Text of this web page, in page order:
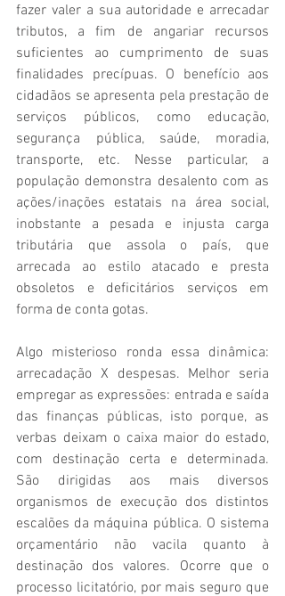
fazer valer a sua autoridade e arrecadar
tributos, a fim de angariar recursos
suficientes ao cumprimento de suas
finalidades precípuas. O benefício aos
cidadãos se apresenta pela prestação de
serviços públicos, como educação,
segurança pública, saúde, moradia,
transporte, etc. Nesse particular, a
população demonstra desalento com as
ações/inações estatais na área social,
inobstante a pesada e injusta carga
tributária que assola o país, que
arrecada ao estilo atacado e presta
obsoletos e deficitários serviços em
forma de conta gotas.
Algo misterioso ronda essa dinâmica:
arrecadação X despesas. Melhor seria
empregar as expressões: entrada e saída
das finanças públicas, isto porque, as
verbas deixam o caixa maior do estado,
com destinação certa e determinada.
São dirigidas aos mais diversos
organismos de execução dos distintos
escalões da máquina pública. O sistema
orçamentário não vacila quanto à
destinação dos valores. Ocorre que o
processo licitatório, por mais seguro que